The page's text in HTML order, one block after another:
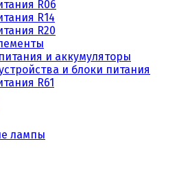
R06
R14
R20
и аккумуляторы
и блоки питания
R61
лампы